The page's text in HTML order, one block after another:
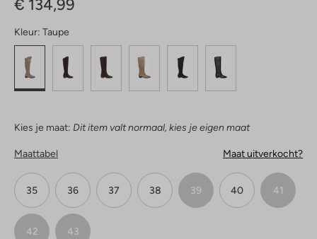
€ 134,99
Kleur: Taupe
Kies je maat: Dit item valt normaal, kies je eigen maat
Maattabel Maat uitverkocht?
35 36 37 38 39 40 41
42 43